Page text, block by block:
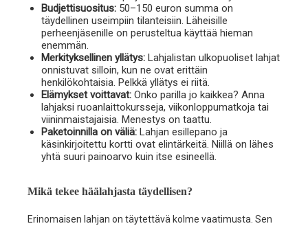
Budjettisuositus: 50–150 euron summa on
täydellinen useimpiin tilanteisiin. Läheisille
perheenjäsenille on perusteltua käyttää hieman
enemmän.
Merkityksellinen yllätys: Lahjalistan ulkopuoliset lahjat
onnistuvat silloin, kun ne ovat erittäin
henkilökohtaisia. Pelkkä yllätys ei riitä.
Elämykset voittavat: Onko parilla jo kaikkea? Anna
lahjaksi ruoanlaittokursseja, viikonloppumatkoja tai
viininmaistajaisia. Menestys on taattu.
Paketoinnilla on väliä: Lahjan esillepano ja
käsinkirjoitettu kortti ovat elintärkeitä. Niillä on lähes
yhtä suuri painoarvo kuin itse esineellä.
Mikä tekee häälahjasta täydellisen?
Erinomaisen lahjan on täytettävä kolme vaatimusta. Sen